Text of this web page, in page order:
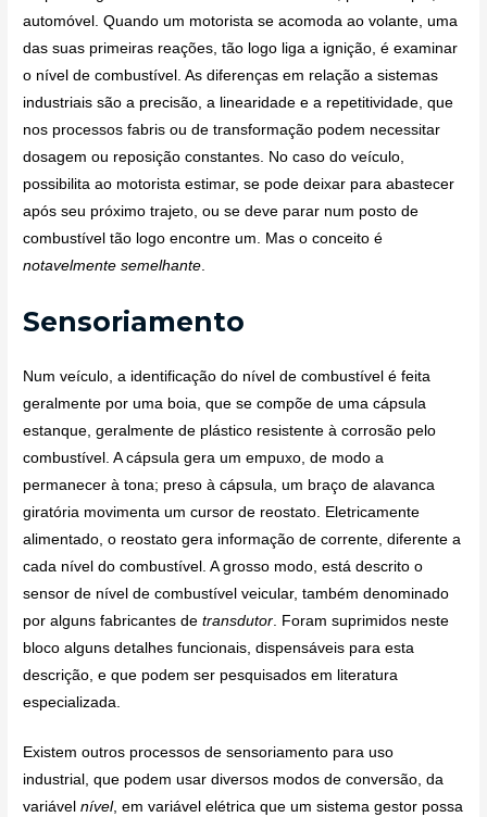
automóvel. Quando um motorista se acomoda ao volante, uma
das suas primeiras reações, tão logo liga a ignição, é examinar
o nível de combustível. As diferenças em relação a sistemas
industriais são a precisão, a linearidade e a repetitividade, que
nos processos fabris ou de transformação podem necessitar
dosagem ou reposição constantes. No caso do veículo,
possibilita ao motorista estimar, se pode deixar para abastecer
após seu próximo trajeto, ou se deve parar num posto de
combustível tão logo encontre um. Mas o conceito é
notavelmente semelhante
Sensoriamento
Num veículo, a identificação do nível de combustível é feita
geralmente por uma boia, que se compõe de uma cápsula
estanque, geralmente de plástico resistente à corrosão pelo
combustível. A cápsula gera um empuxo, de modo a
permanecer à tona; preso à cápsula, um braço de alavanca
giratória movimenta um cursor de reostato. Eletricamente
alimentado, o reostato gera informação de corrente, diferente a
cada nível do combustível. A grosso modo, está descrito o
sensor de nível de combustível veicular, também denominado
por alguns fabricantes detransdutor . Foram suprimidos neste
bloco alguns detalhes funcionais, dispensáveis para esta
descrição, e que podem ser pesquisados em literatura
especializada.
Existem outros processos de sensoriamento para uso
industrial, que podem usar diversos modos de conversão, da
variávelnível, em variável elétrica que um sistema gestor possa